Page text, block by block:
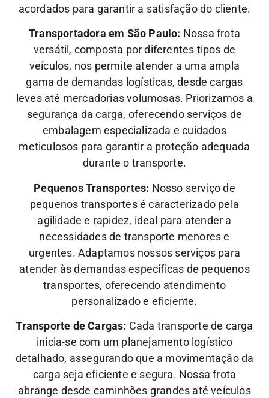
acordados para garantir a satisfação do cliente.
Transportadora em São Paulo: Nossa frota
versátil, composta por diferentes tipos de
veículos, nos permite atender a uma ampla
gama de demandas logísticas, desde cargas
leves até mercadorias volumosas. Priorizamos a
segurança da carga, oferecendo serviços de
embalagem especializada e cuidados
meticulosos para garantir a proteção adequada
durante o transporte.
Pequenos Transportes: Nosso serviço de
pequenos transportes é caracterizado pela
agilidade e rapidez, ideal para atender a
necessidades de transporte menores e
urgentes. Adaptamos nossos serviços para
atender às demandas específicas de pequenos
transportes, oferecendo atendimento
personalizado e eficiente.
Transporte de Cargas: Cada transporte de carga
inicia-se com um planejamento logístico
detalhado, assegurando que a movimentação da
carga seja eficiente e segura. Nossa frota
abrange desde caminhões grandes até veículos